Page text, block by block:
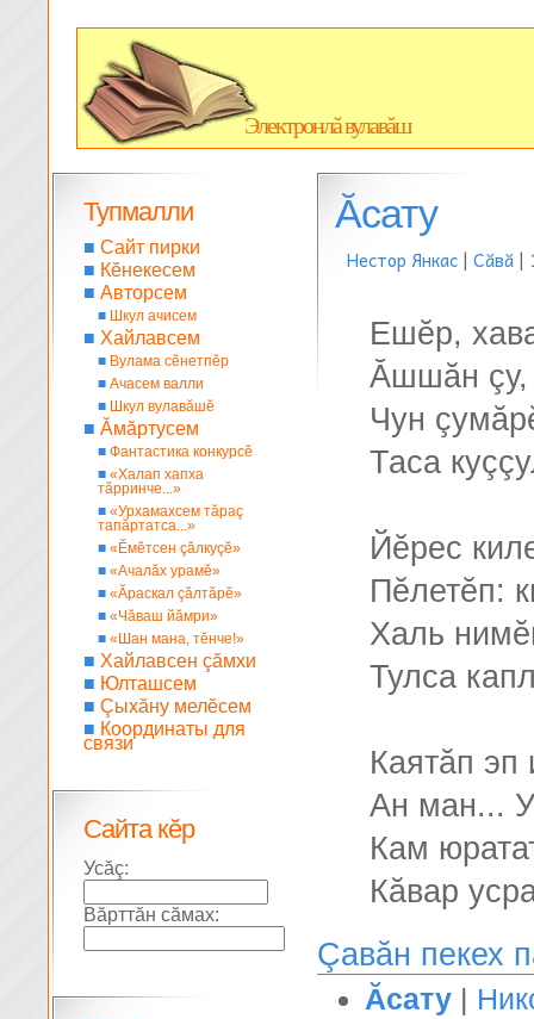
Электронлă вулавăш
Ăсату
Нестор Янкас | Сăвă |
Ешĕр,
Ăшшăн çу,
Чун
Таса
Йĕрес
Пĕлетĕп:
Халь
Тулса
Каятăп эп
Ан ман...
Кам
Кăвар
Çавăн пекех
Ăсату |
Тупмалли
■ Сайт пирки
■ Кĕнекесем
■ Авторсем
■ Шкул ачисем
■ Хайлавсем
■ Вулама сĕнетпĕр
■ Ачасем валли
■ Шкул вулавăшĕ
■ Ăмăртусем
■ Фантастика конкурсĕ
■ «Халап хапха
тăрринче...»
■ «Урхамахсем тăраç
тапăртатса...»
■ «Ĕмĕтсен çăлкуçĕ»
■ «Ачалăх урамĕ»
■ «Ăраскал çăлтăрĕ»
■ «Чăваш йăмри»
■ «Шан мана, тĕнче!»
■ Хайлавсен çăмхи
■ Юлташсем
■ Çыхăну мелĕсем
■ Координаты для
связи
Сайта кĕр
Усăç:
Вăрттăн сăмах: